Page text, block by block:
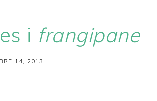
i frangipane
14, 2013